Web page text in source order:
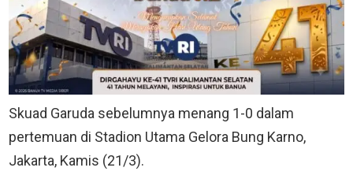
Skuad Garuda sebelumnya menang 1-0 dalam
pertemuan di Stadion Utama Gelora Bung Karno,
Jakarta, Kamis (21/3).